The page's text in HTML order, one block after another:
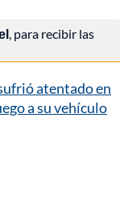
, para recibir las
atentado en
a su vehículo